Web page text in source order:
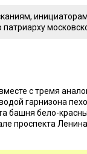
с тремя
гарнизона
башня бело-
проспекта Ленина.